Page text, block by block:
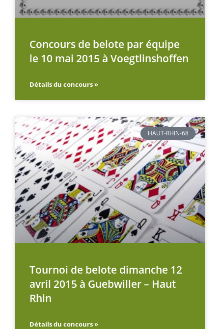
Concours de belote par équipe
le 10 mai 2015 à Voegtlinshoffen
Détails du concours »
HAUT-RHIN-68
Tournoi de belote dimanche 12
avril 2015 à Guebwiller – Haut
Rhin
Détails du concours »